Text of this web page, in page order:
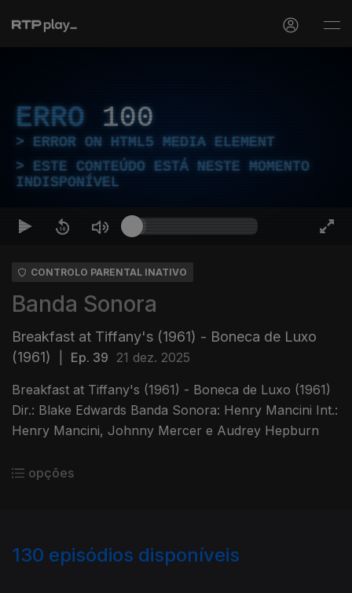
ERRO 100
ERROR ON HTML5 MEDIA ELEMENT
ESTE CONTEÚDO ESTÁ NESTE MOMENTO
INDISPONÍVEL
CONTROLO PARENTAL INATIVO
Banda Sonora
Breakfast at Tiffany's (1961) - Boneca de Luxo
(1961)
Ep. 39 21 dez. 2025
Breakfast at Tiffany's (1961) - Boneca de Luxo (1961)
Dir.: Blake Edwards Banda Sonora: Henry Mancini Int.:
Henry Mancini, Johnny Mercer e Audrey Hepburn
opções
130 episódios disponíveis